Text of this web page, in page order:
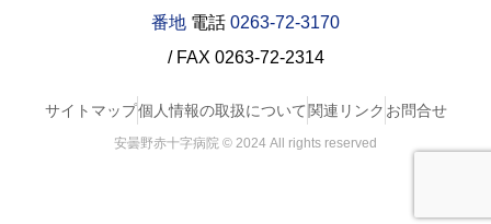
番地 電話 0263-72-3170
/ FAX 0263-72-2314
サイトマップ個人情報の取扱について 関連リンク お問合せ
安曇野赤十字病院 © 2024 All rights reserved